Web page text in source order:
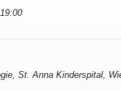
St. Anna Kinderspital,